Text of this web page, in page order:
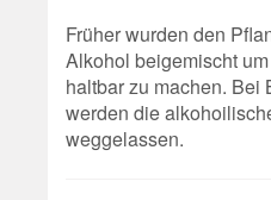
Früher wurden den
Alkohol beigemischt
haltbar zu machen. Bei
werden die
weggelassen.